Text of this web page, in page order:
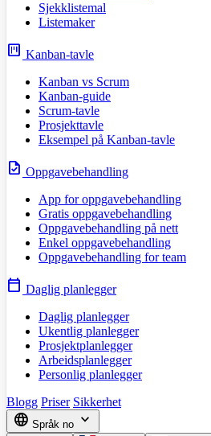
Sjekklistemal
Listemaker
view_kanban Kanban-tavle
Kanban vs Scrum
Kanban-guide
Scrum-tavle
Prosjekttavle
Eksempel på Kanban-tavle
task Oppgavebehandling
App for oppgavebehandling
Gratis oppgavebehandling
Oppgavebehandling på nett
Enkel oppgavebehandling
Oppgavebehandling for team
calendar_today Daglig planlegger
Daglig planlegger
Ukentlig planlegger
Prosjektplanlegger
Arbeidsplanlegger
Personlig planlegger
Blogg Priser Sikkerhet
language Språk no expand_more